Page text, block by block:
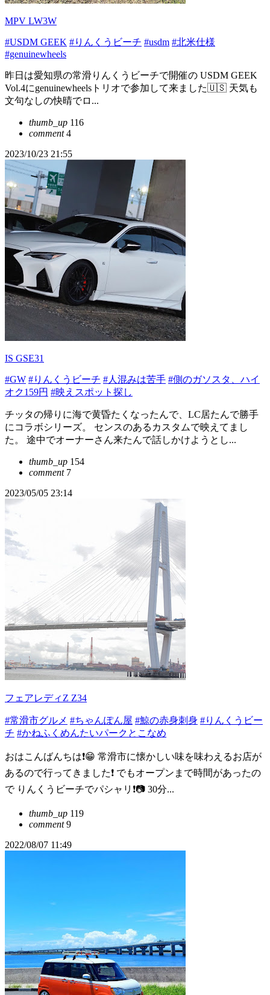
MPV LW3W
#USDM GEEK #りんくうビーチ #usdm #北米仕様
#genuinewheels
昨日は愛知県の常滑りんくうビーチで開催の USDM GEEK
Vol.4にgenuinewheelsトリオで参加して来ました🇺🇸 天気も
文句なしの快晴でロ...
thumb_up 116
comment4
2023/10/23 21:55
IS GSE31
#GW #りんくうビーチ #人混みは苦手 #側のガソスタ、ハイ
オク159円 #映えスポット探し
チッタの帰りに海で黄昏たくなったんで、LC居たんで勝手
にコラボシリーズ。 センスのあるカスタムで映えてまし
た。 途中でオーナーさん来たんで話しかけようとし...
thumb_up 154
comment7
2023/05/05 23:14
フェアレディZ Z34
#常滑市グルメ #ちゃんぽん屋 #鯨の赤身刺身 #りんくうビー
チ #かねふくめんたいパークとこなめ
おはこんばんちは❗😁 常滑市に懐かしい味を味わえるお店が
あるので行ってきました❗ でもオープンまで時間があったの
で りんくうビーチでパシャリ❗📷 30分...
thumb_up 119
comment9
2022/08/07 11:49